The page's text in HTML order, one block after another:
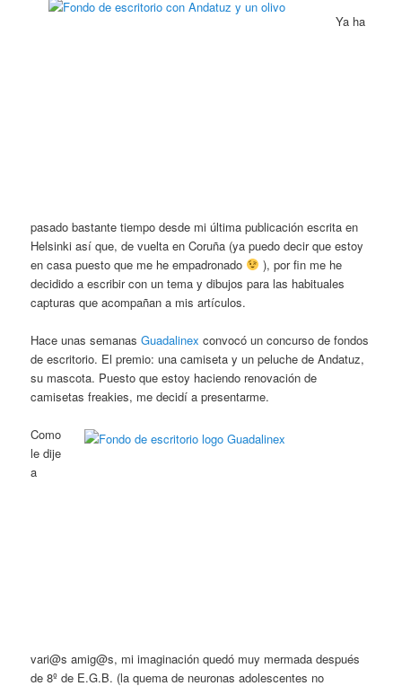
Ya ha
pasado bastante tiempo desde mi última publicación escrita en
Helsinki así que, de vuelta en Coruña (ya puedo decir que estoy
en casa puesto que me he empadronado
), por fin me he
decidido a escribir con un tema y dibujos para las habituales
capturas que acompañan a mis artículos.
Hace unas semanasGuadalinex convocó un concurso de fondos
de escritorio. El premio: una camiseta y un peluche de Andatuz,
su mascota. Puesto que estoy haciendo renovación de
camisetas freakies, me decidí a presentarme.
Como
le dije
a
vari@s amig@s, mi imaginación quedó muy mermada después
de 8º de E.G.B. (la quema de neuronas adolescentes no